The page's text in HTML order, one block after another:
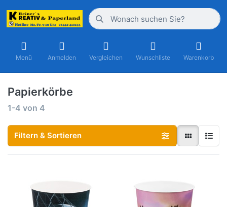
Menü Anmelden Vergleichen Wunschliste Warenkorb
Papierkörbe
1-4 von 4
Filtern & Sortieren